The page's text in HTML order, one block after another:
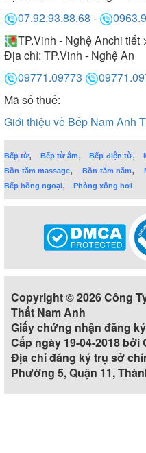
07.92.93.88.68 -
TP.Vinh - Nghệ Anchi tiết
Địa chỉ: TP.Vinh - Nghệ An
09771.09773
Mã số thuế:
Giới thiệu về Bếp Nam Anh
Bếp từ, Bếp từ âm,Bếp điện từ,
Bồn tắm massage,Bồn tắm nằm,
Bếp hồng ngoại, Phòng xông hơi
Copyright © 2026 Công Ty Cổ Phần Thương Mại Nội
Thất Nam Anh
Giấy chứng nhận đăng
Cấp ngày 19-04-2018 bởi
Địa chỉ đăng ký trụ sở
Phường 5, Quận 11,